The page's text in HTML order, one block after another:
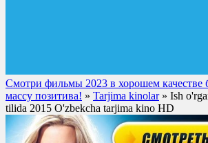
Смотри фильмы 2023 в хорошем качестве
массу позитива! » Tarjima kinolar» Ish
tilida 2015 O'zbekcha tarjima kino HD